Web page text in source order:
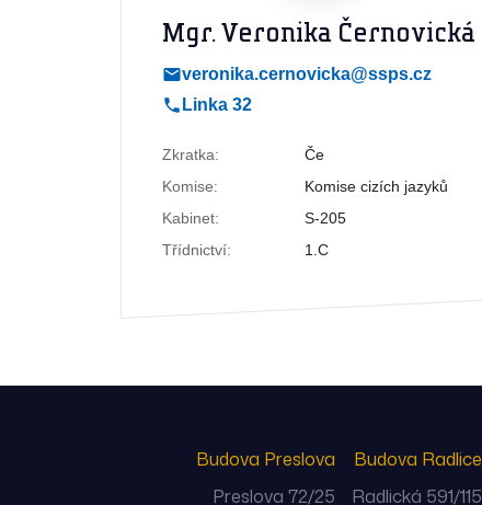
Mgr. Veronika Černovická
veronika.cernovicka@ssps.cz
Linka 32
Zkratka:
Če
Komise:
Komise cizích jazyků
Kabinet:
S-205
Třídnictví:
1.C
Budova Preslova
Preslova 72/25
Budova Radlice
Radlická 591/115